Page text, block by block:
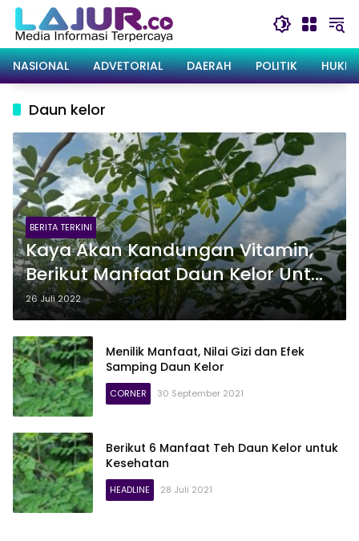
Langsung
konten
NASIONAL
ADVETORIAL DAERAH POLITIK
Daun kelor
BERITA TERKINI
Kaya Akan Kandungan Vitamin,
Berikut Manfaat Daun Kelor Untuk
Kesehatan
26 Juli 2022
Menilik Manfaat, Nilai Gizi dan Efek
Samping Daun Kelor
CORNER 30 September 2021
Berikut 6 Manfaat Teh Daun Kelor untuk
Kesehatan
HEADLINE 28 Juli 2021